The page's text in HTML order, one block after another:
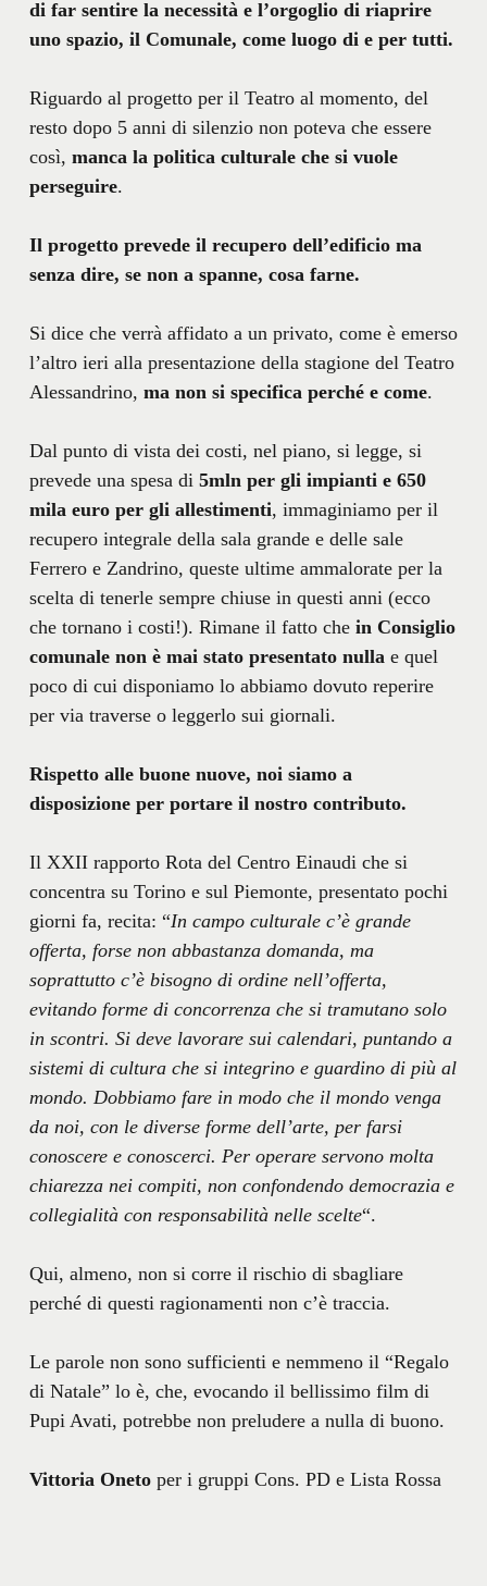
di far sentire la necessità e l’orgoglio di riaprire
uno spazio, il Comunale, come luogo di e per tutti.
Riguardo al progetto per il Teatro al momento, del
resto dopo 5 anni di silenzio non poteva che essere
così, manca la politica culturale che si vuole
perseguire.
Il progetto prevede il recupero dell’edificio ma
senza dire, se non a spanne, cosa farne.
Si dice che verrà affidato a un privato, come è emerso
l’altro ieri alla presentazione della stagione del Teatro
Alessandrino, ma non si specifica perché e come.
Dal punto di vista dei costi, nel piano, si legge, si
prevede una spesa di 5mln per gli impianti e 650
mila euro per gli allestimenti, immaginiamo per il
recupero integrale della sala grande e delle sale
Ferrero e Zandrino, queste ultime ammalorate per la
scelta di tenerle sempre chiuse in questi anni (ecco
che tornano i costi!). Rimane il fatto che in Consiglio
comunale non è mai stato presentato nulla e quel
poco di cui disponiamo lo abbiamo dovuto reperire
per via traverse o leggerlo sui giornali.
Rispetto alle buone nuove, noi siamo a
disposizione per portare il nostro contributo.
Il XXII rapporto Rota del Centro Einaudi che si
concentra su Torino e sul Piemonte, presentato pochi
giorni fa, recita: “In campo culturale c’è grande
offerta, forse non abbastanza domanda, ma
soprattutto c’è bisogno di ordine nell’offerta,
evitando forme di concorrenza che si tramutano solo
in scontri. Si deve lavorare sui calendari, puntando a
sistemi di cultura che si integrino e guardino di più al
mondo. Dobbiamo fare in modo che il mondo venga
da noi, con le diverse forme dell’arte, per farsi
conoscere e conoscerci. Per operare servono molta
chiarezza nei compiti, non confondendo democrazia e
collegialità con responsabilità nelle scelte“.
Qui, almeno, non si corre il rischio di sbagliare
perché di questi ragionamenti non c’è traccia.
Le parole non sono sufficienti e nemmeno il “Regalo
di Natale” lo è, che, evocando il bellissimo film di
Pupi Avati, potrebbe non preludere a nulla di buono.
Vittoria Onetoper i gruppi Cons. PD e Lista Rossa